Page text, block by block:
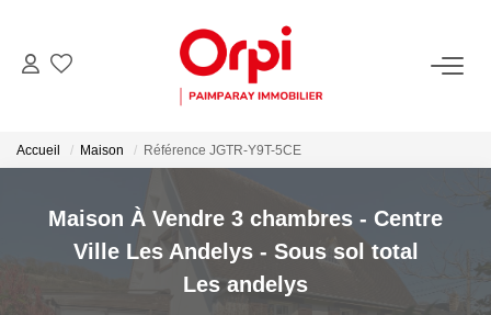
PARRAINER UN PROCHE
Accueil Maison Référence JGTR-Y9T-5CE
Maison À Vendre 3 chambres - Centre
Ville Les Andelys - Sous sol total
Les andelys